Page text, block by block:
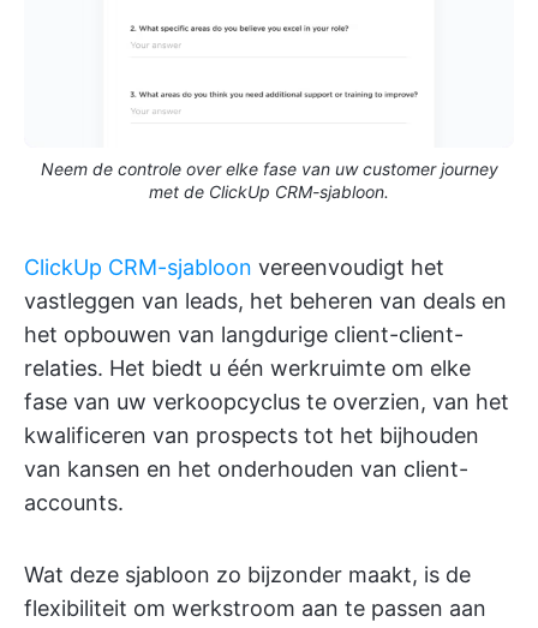
Neem de controle over elke fase van uw customer journey
met de ClickUp CRM-sjabloon.
ClickUp CRM-sjabloon vereenvoudigt het
vastleggen van leads, het beheren van deals en
het opbouwen van langdurige client-client-
relaties. Het biedt u één werkruimte om elke
fase van uw verkoopcyclus te overzien, van het
kwalificeren van prospects tot het bijhouden
van kansen en het onderhouden van client-
accounts.
Wat deze sjabloon zo bijzonder maakt, is de
flexibiliteit om werkstroom aan te passen aan